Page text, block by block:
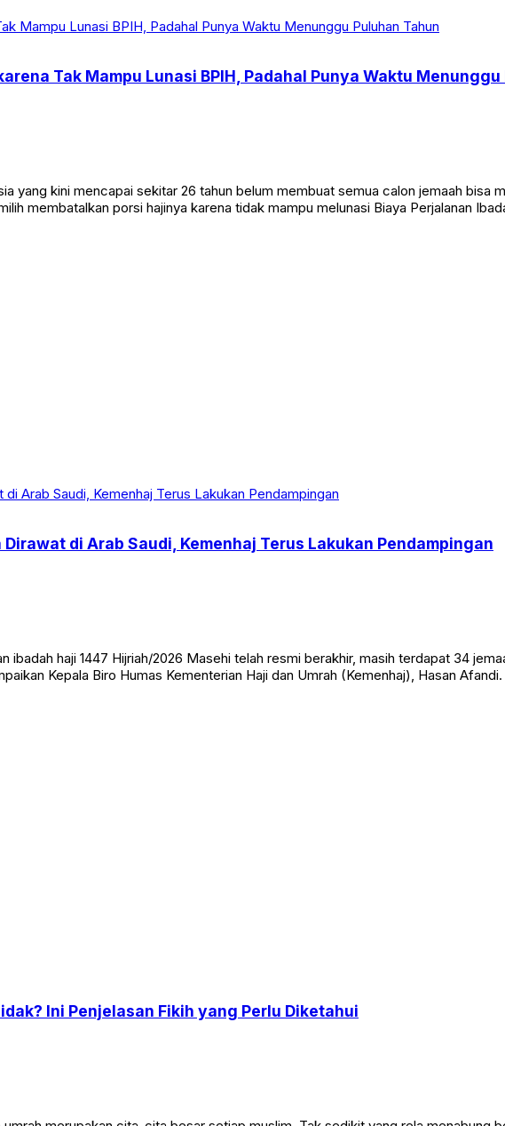
Tak Mampu Lunasi BPIH, Padahal Punya Waktu Menunggu
yang kini mencapai sekitar 26 tahun belum membuat semua calon jemaah bisa
membatalkan porsi hajinya karena tidak mampu melunasi Biaya Perjalanan
di Arab Saudi, Kemenhaj Terus Lakukan Pendampingan
ibadah haji 1447 Hijriah/2026 Masehi telah resmi berakhir, masih terdapat 34
Kepala Biro Humas Kementerian Haji dan Umrah (Kemenhaj), Hasan
Ini Penjelasan Fikih yang Perlu Diketahui